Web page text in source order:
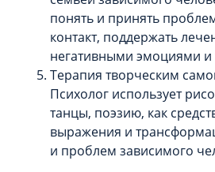
понять и принять
контакт, поддержать
негативными эмоциями и
Терапия творческим
Психолог использует
танцы, поэзию, как
выражения и
и проблем зависимого